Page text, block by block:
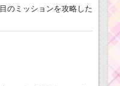
のミッションを攻略した